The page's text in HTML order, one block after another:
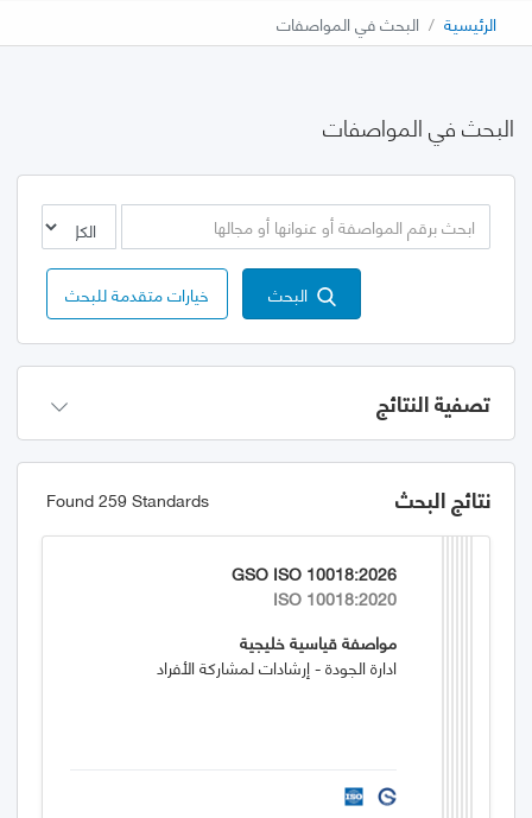
الرئيسية البحث في المواصفات
البحث في المواصفات
البحث خيارات متقدمة للبحث
تصفية النتائج
نتائج البحث Found 259 Standards
GSO ISO 10018:2026
ISO 10018:2020
مواصفة قياسية خليجية
ادارة الجودة - إرشادات لمشاركة الأفراد